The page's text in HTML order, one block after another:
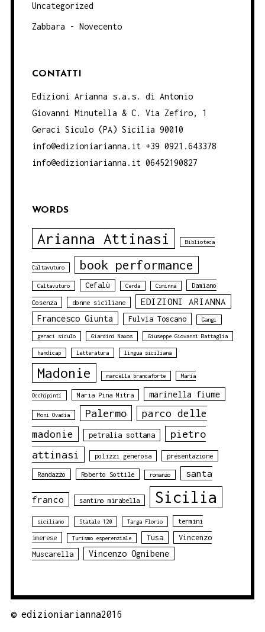
Uncategorized
Zabbara - Novecento
CONTATTI
Edizioni Arianna s.a.s. di Antonio
Giovanni Minutella & C. Via Zefiro, 1
Geraci Siculo (PA) Sicilia 90010
info@edizioniarianna.it +39 0921.643378
info@edizioniarianna.it 06452190827
WORDS
Arianna Attinasi Biblioteca
Caltavuturo book performance
Caltavuturo Cefalù Cerda Ciminna Damiano
Cosenza donne siciliane EDIZIONI ARIANNA
Francesco Giunta Fulvia Toscano Gangi
geraci siculo Giardini Naxos Giuseppe Giovanni Battaglia
handicap letteratura lingua siciliana
Madonie marcella brancaforte Maria
Occhipinti Maria Pina Mitra marinella fiume
Moni Ovadia Palermo
parco delle
madonie
petralia sottana
pietro
attinasi
polizzi generosa presentazione
Randazzo Roberto Sottile romanzo santa
franco santino mirabella Sicilia
siciliano Statale 120 Targa Florio termini
imerese Turismo esperenziale Tusa
Vincenzo
Muscarella
Vincenzo Ognibene
© edizioniarianna2016